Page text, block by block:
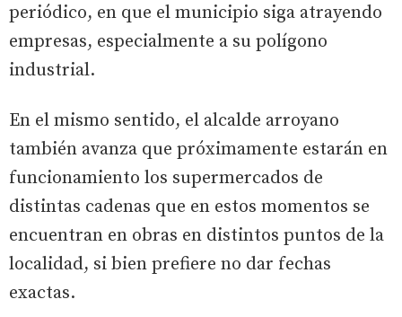
periódico, en que el municipio siga atrayendo
empresas, especialmente a su polígono
industrial.
En el mismo sentido, el alcalde arroyano
también avanza que próximamente estarán en
funcionamiento los supermercados de
distintas cadenas que en estos momentos se
encuentran en obras en distintos puntos de la
localidad, si bien prefiere no dar fechas
exactas.